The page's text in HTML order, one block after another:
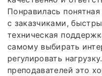
Понравилась
с заказчиками,
техническая
самому выбирать
регулировать
преподавателей это